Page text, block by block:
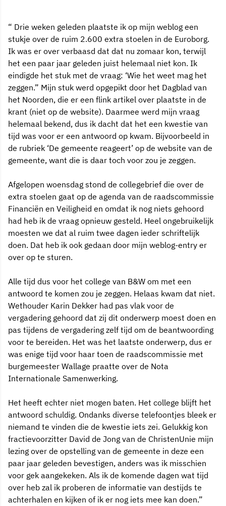
“ Drie weken geleden plaatste ik op mijn weblog een
stukje over de ruim 2.600 extra stoelen in de Euroborg.
Ik was er over verbaasd dat dat nu zomaar kon, terwijl
het een paar jaar geleden juist helemaal niet kon. Ik
eindigde het stuk met de vraag: ‘Wie het weet mag het
zeggen.” Mijn stuk werd opgepikt door het Dagblad van
het Noorden, die er een flink artikel over plaatste in de
krant (niet op de website). Daarmee werd mijn vraag
helemaal bekend, dus ik dacht dat het een kwestie van
tijd was voor er een antwoord op kwam. Bijvoorbeeld in
de rubriek ‘De gemeente reageert’ op de website van de
gemeente, want die is daar toch voor zou je zeggen.
Afgelopen woensdag stond de collegebrief die over de
extra stoelen gaat op de agenda van de raadscommissie
Financiën en Veiligheid en omdat ik nog niets gehoord
had heb ik de vraag opnieuw gesteld. Heel ongebruikelijk
moesten we dat al ruim twee dagen ieder schriftelijk
doen. Dat heb ik ook gedaan door mijn weblog-entry er
over op te sturen.
Alle tijd dus voor het college van B&W om met een
antwoord te komen zou je zeggen. Helaas kwam dat niet.
Wethouder Karin Dekker had pas vlak voor de
vergadering gehoord dat zij dit onderwerp moest doen en
pas tijdens de vergadering zelf tijd om de beantwoording
voor te bereiden. Het was het laatste onderwerp, dus er
was enige tijd voor haar toen de raadscommissie met
burgemeester Wallage praatte over de Nota
Internationale Samenwerking.
Het heeft echter niet mogen baten. Het college blijft het
antwoord schuldig. Ondanks diverse telefoontjes bleek er
niemand te vinden die de kwestie iets zei. Gelukkig kon
fractievoorzitter David de Jong van de ChristenUnie mijn
lezing over de opstelling van de gemeente in deze een
paar jaar geleden bevestigen, anders was ik misschien
voor gek aangekeken. Als ik de komende dagen wat tijd
over heb zal ik proberen de informatie van destijds te
achterhalen en kijken of ik er nog iets mee kan doen.”